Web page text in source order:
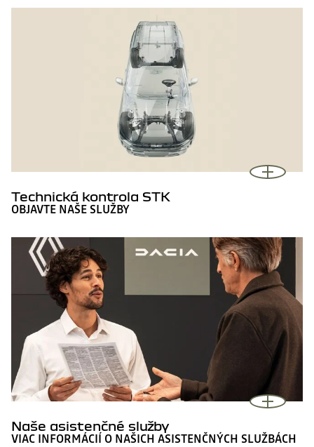
Technická kontrola STK
OBJAVTE NAŠE SLUŽBY
Naše asistenčné služby
VIAC INFORMÁCIÍ O NAŠICH ASISTENČNÝCH SLUŽBÁCH